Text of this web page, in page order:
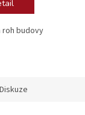
roh budovy
Diskuze